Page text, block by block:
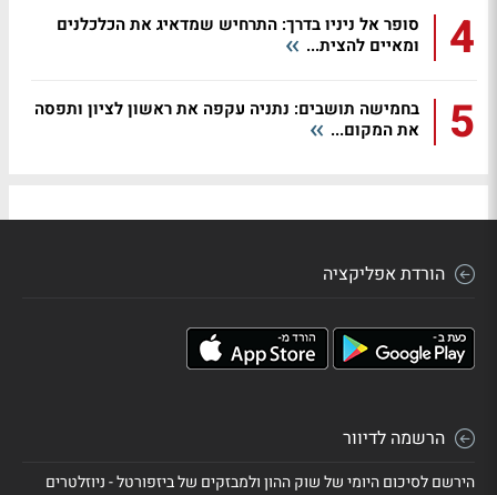
4
סופר אל ניניו בדרך: התרחיש שמדאיג את הכלכלנים
ומאיים להצית...
5
בחמישה תושבים: נתניה עקפה את ראשון לציון ותפסה
את המקום...
הורדת אפליקציה
הרשמה לדיוור
הירשם לסיכום היומי של שוק ההון ולמבזקים של ביזפורטל - ניוזלטרים